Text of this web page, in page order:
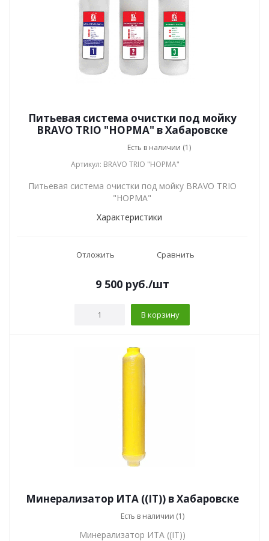
Питьевая система очистки под мойку
BRAVO TRIO "НОРМА" в Хабаровске
Есть в наличии (1)
Артикул: BRAVO TRIO "НОРМА"
Питьевая система очистки под мойку BRAVO TRIO
"НОРМА"
Характеристики
Отложить Сравнить
9 500 руб./шт
В корзину
Минерализатор ИТА ((IT)) в Хабаровске
Есть в наличии (1)
Минерализатор ИТА ((IT))